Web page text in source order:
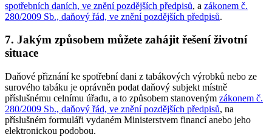
spotřebních daních, ve znění pozdějších předpisů, a zákonem č.
280/2009 Sb., daňový řád, ve znění pozdějších předpisů.
7. Jakým způsobem můžete zahájit řešení životní
situace
Daňové přiznání ke spotřební dani z tabákových výrobků nebo ze
surového tabáku je oprávněn podat daňový subjekt místně
příslušnému celnímu úřadu, a to způsobem stanoveným zákonem č.
280/2009 Sb., daňový řád, ve znění pozdějších předpisů, na
příslušném formuláři vydaném Ministerstvem financí anebo jeho
elektronickou podobou.